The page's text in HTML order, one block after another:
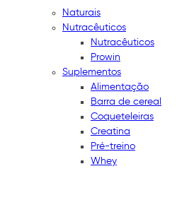
Naturais
Nutracêuticos
Nutracêuticos
Prowin
Suplementos
Alimentação
Barra de cereal
Coqueteleiras
Creatina
Pré-treino
Whey